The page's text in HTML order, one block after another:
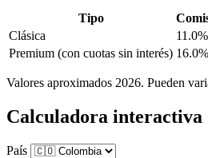
Tipo
Clásica
11.0%
Premium (con cuotas sin interés) 16.0%
Valores aproximados 2026. Pueden
Calculadora interactiva
País